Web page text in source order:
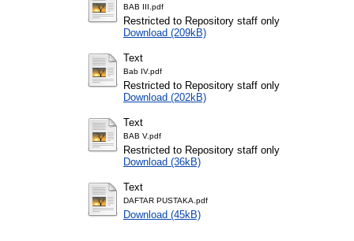
BAB III.pdf
Restricted to Repository staff only
Download (209kB)
Text
Bab IV.pdf
Restricted to Repository staff only
Download (202kB)
Text
BAB V.pdf
Restricted to Repository staff only
Download (36kB)
Text
DAFTAR PUSTAKA.pdf
Download (45kB)